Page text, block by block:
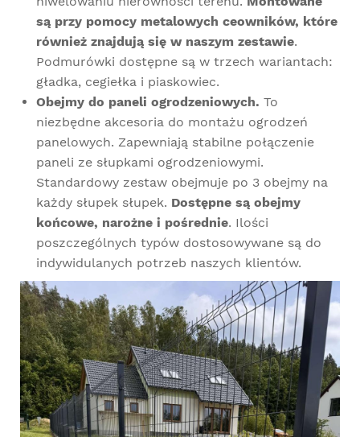
są przy pomocy metalowych ceowników, które
również znajdują się w naszym zestawie.
Podmurówki dostępne są w trzech wariantach:
gładka, cegiełka i piaskowiec.
Obejmy do paneli ogrodzeniowych. To
niezbędne akcesoria do montażu ogrodzeń
panelowych. Zapewniają stabilne połączenie
paneli ze słupkami ogrodzeniowymi.
Standardowy zestaw obejmuje po 3 obejmy na
każdy słupek słupek. Dostępne są obejmy
końcowe, narożne i pośrednie. Ilości
poszczególnych typów dostosowywane są do
indywidulanych potrzeb naszych klientów.